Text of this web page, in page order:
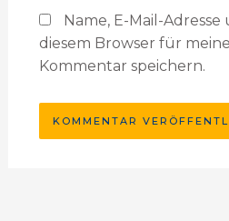
Name, E-Mail-
diesem Browser für
Kommentar speichern.